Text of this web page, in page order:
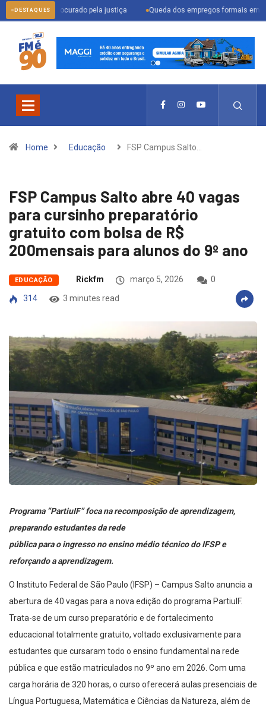
DESTAQUES
procurado pela justiça Queda dos empregos formais em Itu reflete
Home Educação FSP Campus Salto…
FSP Campus Salto abre 40 vagas
para cursinho preparatório
gratuito com bolsa de R$
200mensais para alunos do 9º ano
EDUCAÇÃO Rickfm março 5, 2026
0
314
3 minutes read
Programa “PartiuIF” foca na recomposição de aprendizagem,
preparando estudantes da rede
pública para o ingresso no ensino médio técnico do IFSP e
reforçando a aprendizagem.
O Instituto Federal de São Paulo (IFSP) – Campus Salto anuncia a
abertura de 40 vagas para a nova edição do programa PartiuIF.
Trata-se de um curso preparatório e de fortalecimento
educacional totalmente gratuito, voltado exclusivamente para
estudantes que cursaram todo o ensino fundamental na rede
pública e que estão matriculados no 9º ano em 2026. Com uma
carga horária de 320 horas, o curso oferecerá aulas presenciais de
Língua Portuguesa, Matemática e Ciências da Natureza, além de